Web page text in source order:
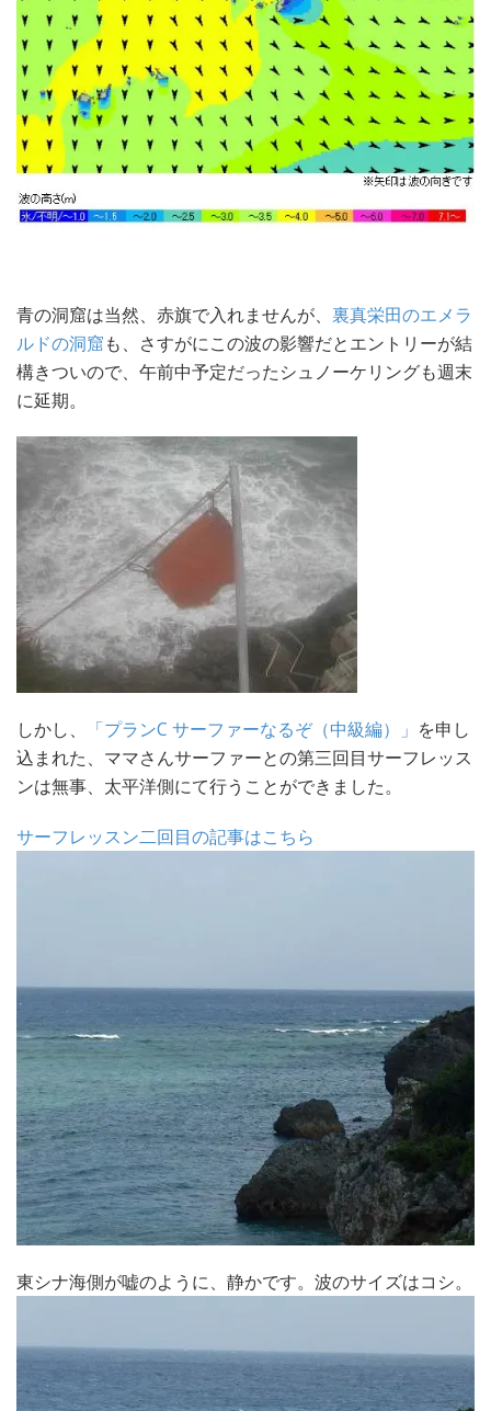
青の洞窟は当然、赤旗で入れませんが、 裏真栄田のエメラ
ルドの洞窟も、さすがにこの波の影響だとエントリーが結
構きついので、午前中予定だったシュノーケリングも週末
に延期。
しかし、 「プランC サーファーなるぞ（中級編）」 を申し
込まれた、ママさんサーファーとの第三回目サーフレッス
ンは無事、太平洋側にて行うことができました。
サーフレッスン二回目の記事はこちら
東シナ海側が嘘のように、静かです。波のサイズはコシ。